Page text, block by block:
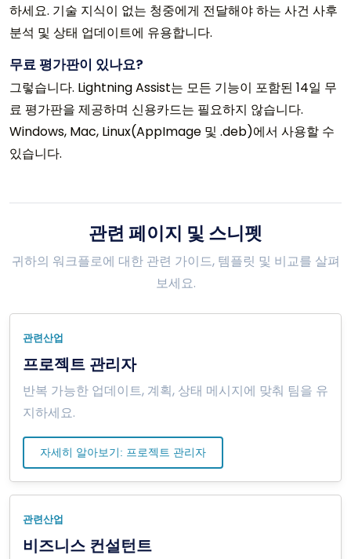
하세요. 기술 지식이 없는 청중에게 전달해야 하는 사건 사후
분석 및 상태 업데이트에 유용합니다.
무료 평가판이 있나요?
그렇습니다. Lightning Assist는 모든 기능이 포함된 14일 무
료 평가판을 제공하며 신용카드는 필요하지 않습니다.
Windows, Mac, Linux(AppImage 및 .deb)에서 사용할 수
있습니다.
관련 페이지 및 스니펫
귀하의 워크플로에 대한 관련 가이드, 템플릿 및 비교를 살펴
보세요.
관련산업
프로젝트 관리자
반복 가능한 업데이트, 계획, 상태 메시지에 맞춰 팀을 유
지하세요.
자세히 알아보기: 프로젝트 관리자
관련산업
비즈니스 컨설턴트